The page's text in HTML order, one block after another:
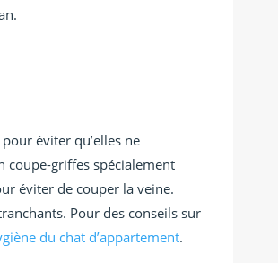
éviter qu’elles ne
coupe-griffes spécialement
éviter de couper la veine.
Pour des conseils sur
du chat d’appartement.